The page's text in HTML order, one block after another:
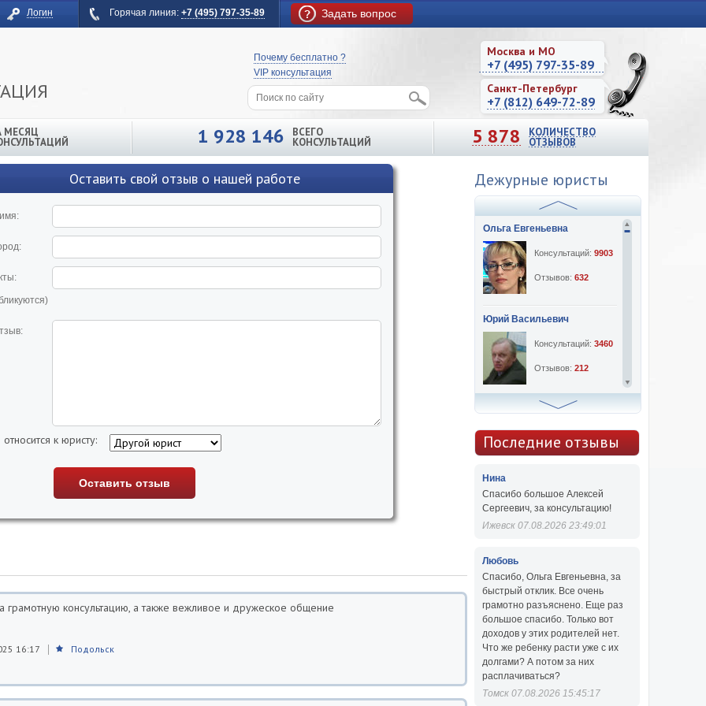
Логин Горячая линия: +7 (495) 797-35-89 Задать вопрос
Москва и МО
+7 (495) 797-35-89
Санкт-Петербург
+7 (812) 649-72-89
Почему бесплатно ?
VIP консультация
МЕСЯЦ 1 928 146 ВСЕГО
КОНСУЛЬТАЦИЙ 5 878 КОЛИЧЕСТВО
ОТЗЫВОВ
Оставить свой отзыв о нашей работе
к юристу:
грамотную консультацию, а также вежливое и дружеское общение
16:17 Подольск
Дежурные юристы
Ольга Евгеньевна
Консультаций: 9903
Отзывов: 632
Юрий Васильевич
Консультаций: 3460
Отзывов: 212
Алексей Сергеевич
Отзывов:47
Последние отзывы
Нина
Спасибо большое Алексей
Сергеевич, за консультацию!
Ижевск 07.08.2026 23:49:01
Любовь
Спасибо, Ольга Евгеньевна, за
быстрый отклик. Все очень
грамотно разъяснено. Еще раз
большое спасибо. Только вот
доходов у этих родителей нет.
Что же ребенку расти уже с их
долгами? А потом за них
расплачиваться?
Томск 07.08.2026 15:45:17